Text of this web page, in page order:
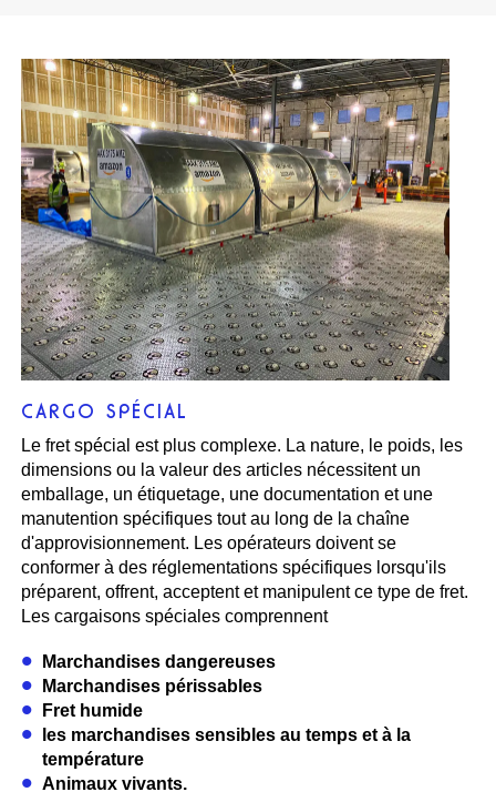
CARGO SPÉCIAL
Le fret spécial est plus complexe. La nature, le poids, les
dimensions ou la valeur des articles nécessitent un
emballage, un étiquetage, une documentation et une
manutention spécifiques tout au long de la chaîne
d'approvisionnement. Les opérateurs doivent se
conformer à des réglementations spécifiques lorsqu'ils
préparent, offrent, acceptent et manipulent ce type de fret.
Les cargaisons spéciales comprennent
Marchandises dangereuses
Marchandises périssables
Fret humide
les marchandises sensibles au temps et à la
température
Animaux vivants.